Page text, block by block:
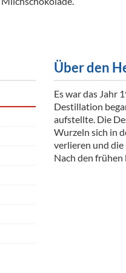
Über den
Es war das Jahr
Destillation
aufstellte. Die
Wurzeln sich in
verlieren und
Nach den frühen